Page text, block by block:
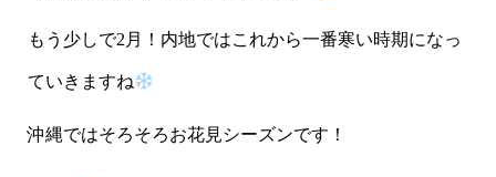
もう少しで2月！内地ではこれから一番寒い時期になっ
ていきますね
沖縄ではそろそろお花見シーズンです！